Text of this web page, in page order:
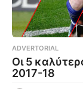
ADVERTORIAL
Οι 5
2017-18